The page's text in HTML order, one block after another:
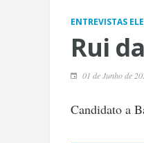
ENTREVISTAS
Rui
01 de Junho de
Candidato a